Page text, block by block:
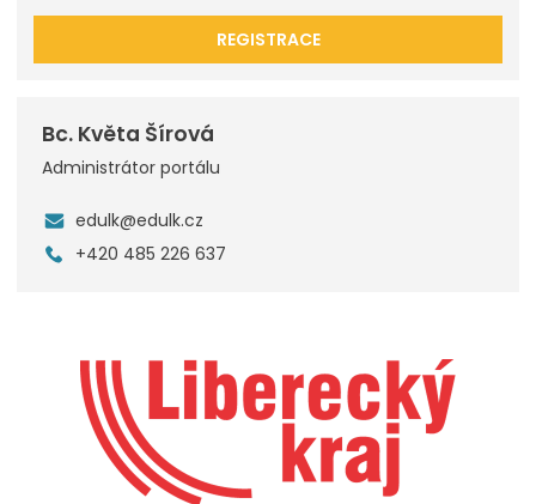
REGISTRACE
Bc. Květa Šírová
Administrátor portálu
edulk@edulk.cz
+420 485 226 637